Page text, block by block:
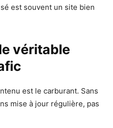
est souvent un site bien
véritable
est le carburant. Sans
mise à jour régulière, pas